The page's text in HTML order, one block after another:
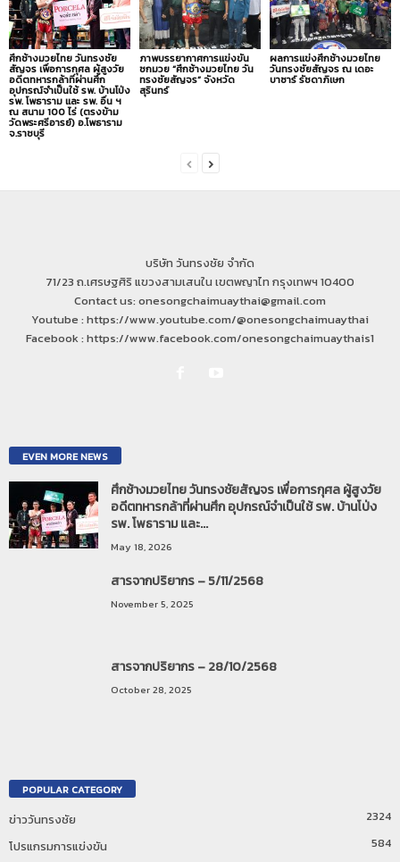
ศึกช้างมวยไทย วันทรงชัย
สัญจร เพื่อการกุศล ผู้สูงวัย
อดีตทหารกล้าที่ผ่านศึก
อุปกรณ์จำเป็นใช้ รพ. บ้านโป่ง
รพ. โพธาราม และ รพ. อื่น ฯ
ณ สนาม 100 ไร่ (ตรงข้าม
วัดพระศรีอารย์) อ.โพธาราม
จ.ราชบุรี
ภาพบรรยากาศการแข่งขัน
ชกมวย “ศึกช้างมวยไทย วัน
ทรงชัยสัญจร” จังหวัด
สุรินทร์
ผลการแข่งศึกช้างมวยไทย
วันทรงชัยสัญจร ณ เดอะ
บาซาร์ รัชดาภิเษก
บริษัท วันทรงชัย จำกัด
71/23 ถ.เศรษฐศิริ แขวงสามเสนใน เขตพญาไท กรุงเทพฯ 10400
Contact us: onesongchaimuaythai@gmail.com
Youtube : https://www.youtube.com/@onesongchaimuaythai
Facebook : https://www.facebook.com/onesongchaimuaythais1
EVEN MORE NEWS
ศึกช้างมวยไทย วันทรงชัยสัญจร เพื่อการกุศล ผู้สูงวัย
อดีตทหารกล้าที่ผ่านศึก อุปกรณ์จำเป็นใช้ รพ. บ้านโป่ง
รพ. โพธาราม และ...
May 18, 2026
สารจากปริยากร – 5/11/2568
November 5, 2025
สารจากปริยากร – 28/10/2568
October 28, 2025
POPULAR CATEGORY
ข่าววันทรงชัย
2324
โปรแกรมการแข่งขัน
584